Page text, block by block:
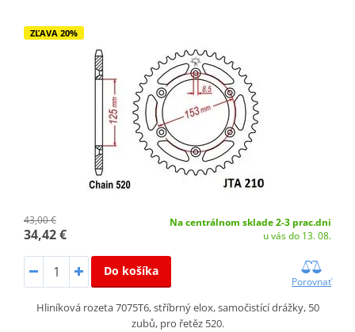
ZĽAVA 20%
43,00 €
34,42 €
Na centrálnom sklade 2-3 prac.dni
u vás do 13. 08.
Do košíka
Porovnať
Hliníková rozeta 7075T6, stříbrný elox, samočistící drážky, 50
zubů, pro řetěz 520.